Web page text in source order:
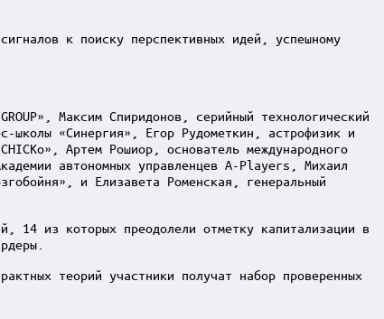
к поиску перспективных идей, успешному
Максим Спиридонов, серийный технологический
школы «Синергия», Егор Рудометкин, астрофизик и
Артем Рошиор, основатель международного
автономных управленцев A-Players, Михаил
и Елизавета Роменская, генеральный
14 из которых преодолели отметку капитализации в
теорий участники получат набор проверенных